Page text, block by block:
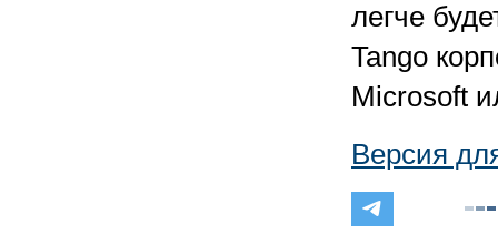
легче
Tango
Microsoft
Версия